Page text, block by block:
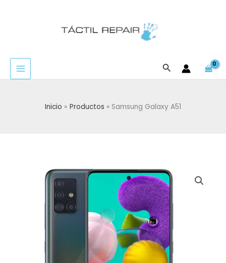
Buscar
Inicio Productos Samsung Galaxy A51